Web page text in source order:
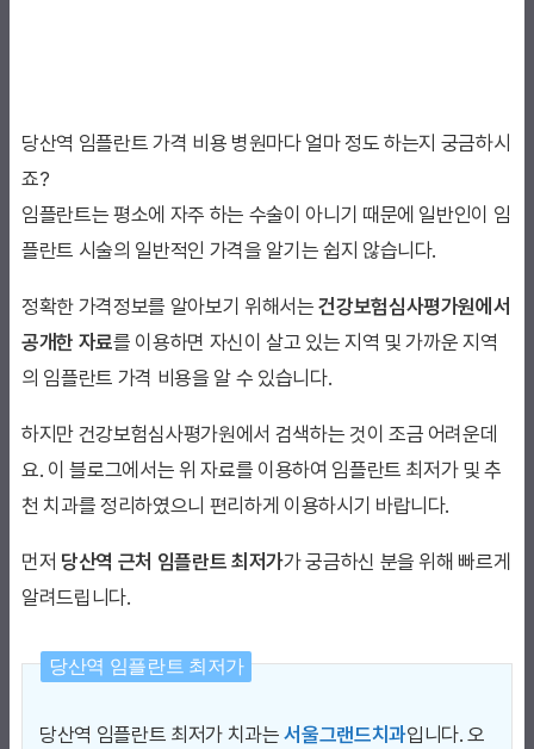
당산역 임플란트 가격 비용 병원마다 얼마 정도 하는지 궁금하시
죠?
임플란트는 평소에 자주 하는 수술이 아니기 때문에 일반인이 임
플란트 시술의 일반적인 가격을 알기는 쉽지 않습니다.
정확한 가격정보를 알아보기 위해서는건강보험심사평가원에서
공개한 자료를 이용하면 자신이 살고 있는 지역 및 가까운 지역
의 임플란트 가격 비용을 알 수 있습니다.
하지만 건강보험심사평가원에서 검색하는 것이 조금 어려운데
요. 이 블로그에서는 위 자료를 이용하여 임플란트 최저가 및 추
천 치과를 정리하였으니 편리하게 이용하시기 바랍니다.
먼저 당산역 근처 임플란트 최저가가 궁금하신 분을 위해 빠르게
알려드립니다.
당산역 임플란트 최저가
당산역 임플란트 최저가 치과는서울그랜드치과입니다. 오